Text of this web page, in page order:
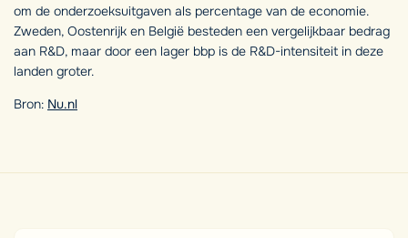
om de onderzoeksuitgaven als percentage van de economie.
Zweden, Oostenrijk en België besteden een vergelijkbaar bedrag
aan R&D, maar door een lager bbp is de R&D-intensiteit in deze
landen groter.
Bron: Nu.nl